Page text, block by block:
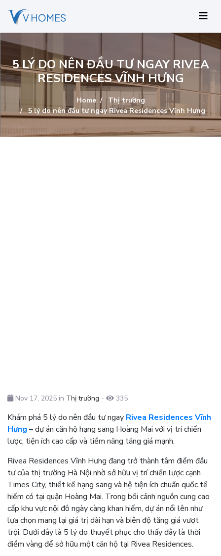
5 LÝ DO NÊN ĐẦU TƯ NGAY RIVEA
RESIDENCES VĨNH HƯNG
Home
Thị trường
5 lý do nên đầu tư ngay Rivea Residences Vĩnh Hưng
Nov 17, 2025 in Thị trường - 335
Khám phá 5 lý do nên đầu tư ngay Rivea Residences Vĩnh
Hưng – dự án căn hộ hạng sang Hoàng Mai với vị trí chiến
lược, tiện ích cao cấp và tiềm năng tăng giá mạnh.
Rivea Residences Vĩnh Hưng đang trở thành tâm điểm đầu
tư của thị trường Hà Nội nhờ sở hữu vị trí chiến lược cạnh
Times City, thiết kế hạng sang và hệ tiện ích chuẩn quốc tế
hiếm có tại quận Hoàng Mai. Trong bối cảnh nguồn cung cao
cấp khu vực nội đô ngày càng khan hiếm, dự án nổi lên như
lựa chọn mang lại giá trị dài hạn và biên độ tăng giá vượt
trội. Dưới đây là 5 lý do thuyết phục cho thấy đây là thời
điểm vàng để sở hữu một căn hộ tại Rivea Residences.